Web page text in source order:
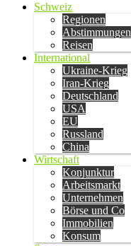
Schweiz
Regionen
Abstimmungen
Reisen
International
Ukraine-Krieg
Iran-Krieg
Deutschland
USA
EU
Russland
China
Wirtschaft
Konjunktur
Arbeitsmarkt
Unternehmen
Börse und Co
Immobilien
Konsum